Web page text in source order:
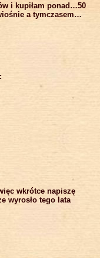
i kupiłam ponad…50
a tymczasem…
wkrótce napiszę
wyrosło tego lata